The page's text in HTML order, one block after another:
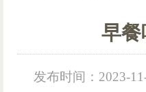
早餐
发布时间：2023-